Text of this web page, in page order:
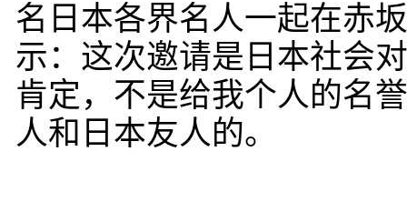
名日本各界名人一起在赤
示：这次邀请是日本社会
肯定，不是给我个人的名
人和日本友人的。